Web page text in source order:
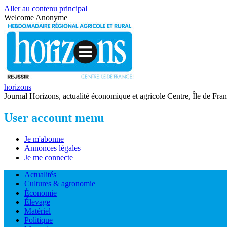
Aller au contenu principal
Welcome Anonyme
horizons
Journal Horizons, actualité économique et agricole Centre, Île de
User account menu
Je m'abonne
Annonces légales
Je me connecte
Actualités
Cultures & agronomie
Économie
Élevage
Matériel
Politique